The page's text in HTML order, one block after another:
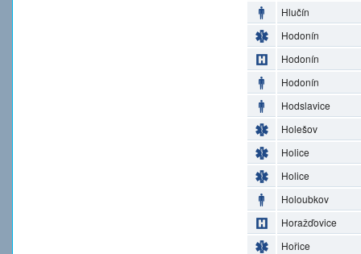
Hlučín
Hodonín
Hodonín
Hodonín
Hodslavice
Holešov
Holice
Holice
Holoubkov
Horažďovice
Hořice